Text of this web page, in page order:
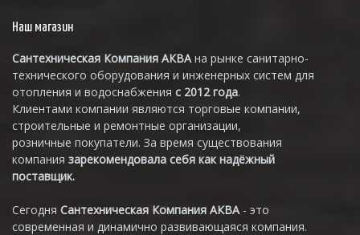
Наш магазин
Сантехническая Компания АКВАна рынке санитарно-
технического оборудования и инженерных систем для
отопления и водоснабжения с 2012 года.
Клиентами компании являются торговые компании,
строительные и ремонтные организации,
розничные покупатели. За время существования
компания зарекомендовала себя как надёжный
поставщик.
Сегодня Сантехническая Компания АКВА - это
современная и динамично развивающаяся компания.